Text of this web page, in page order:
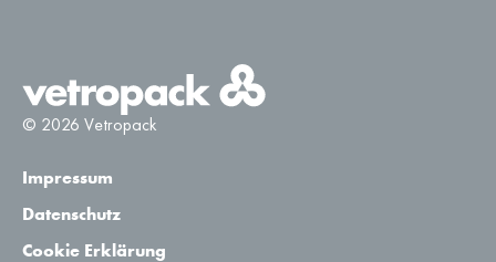
© 2026 Vetropack
Impressum
Datenschutz
Cookie Erklärung